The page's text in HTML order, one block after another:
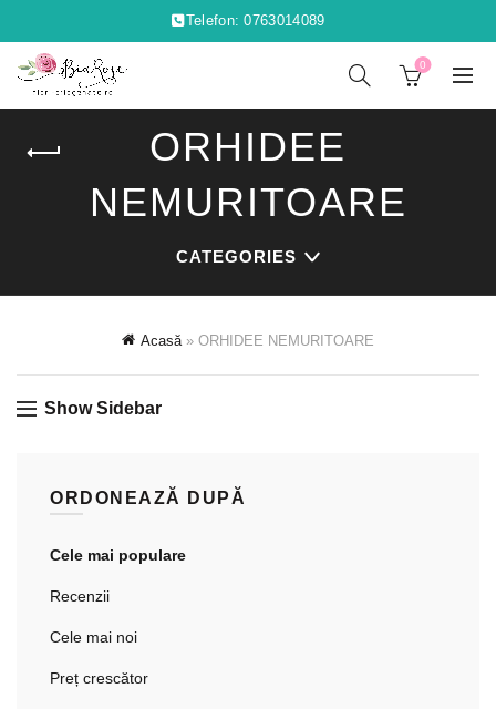
Telefon: 0763014089
0
ORHIDEE
NEMURITOARE
CATEGORIES
Acasă» ORHIDEE NEMURITOARE
Show Sidebar
ORDONEAZĂ DUPĂ
Cele mai populare
Recenzii
Cele mai noi
Preț crescător